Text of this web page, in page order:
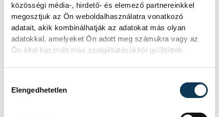
közösségi média-, hirdető- és elemező partnereinkkel
megosztjuk az Ön weboldalhasználatra vonatkozó
adatait, akik kombinálhatják az adatokat más olyan
adatokkal, amelyeket Ön adott meg számukra vagy az
Ön által használt más szolgáltatásokból gyűjtöttek.
Elengedhetetlen
a versenyt, mivel Halász Bence nem
javított.
Annak ellenére, hogy az utolsó
pillanatokban veszítette el az aranyérmet,
Halász láthatóan nagyon elégedett és
ünnepelte ezüstjét. Ez volt a magyar